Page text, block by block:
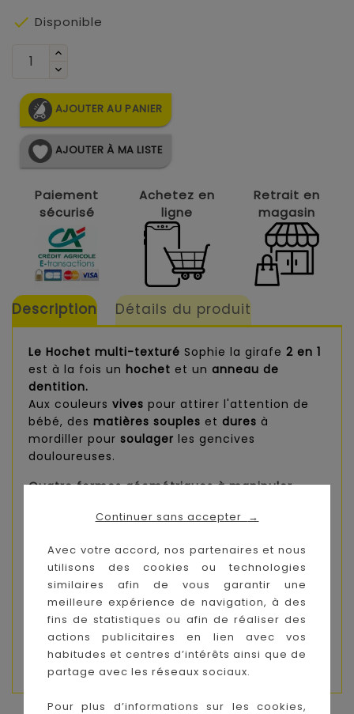
Continuer sans accepter →
Avec votre accord, nos partenaires et nous
utilisons des cookies ou technologies
similaires afin de vous garantir une
meilleure expérience de navigation, à des
fins de statistiques ou afin de réaliser des
actions publicitaires en lien avec vos
habitudes et centres d’intérêts ainsi que de
partage avec les réseaux sociaux.
Pour plus d’informations sur les cookies,
 Disponible
AJOUTER AU PANIER
AJOUTER À MA LISTE
Paiement
sécurisé
Achetez en
ligne
Retrait en
magasin
Description Détails du produit
Le Hochet multi-texturé Sophie la girafe 2 en 1
est à la fois un hochet et un anneau de
dentition.
Aux couleurs vives pour attirer l'attention de
bébé, des matières souples et dures à
mordiller pour soulager les gencives
douloureuses.
Quatre formesgéométriques à manipuler.
billes colorées s'entrechoquer.
d'anneau.
Age :3 mois +
Dimensions:
boite: l9 x h18,5 x p4 cm
hochet : l8 x h11 cm